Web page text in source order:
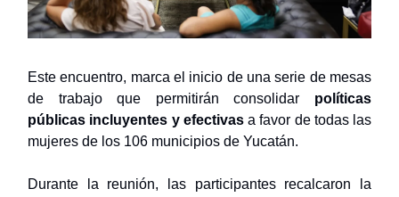
Este encuentro, marca el inicio de una serie de mesas
de trabajo que permitirán consolidar políticas
públicas incluyentes y efectivasa favor de todas las
mujeres de los 106 municipios de Yucatán.
Durante la reunión, las participantes recalcaron la